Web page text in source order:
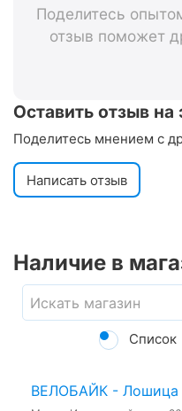
Поделитесь
отзыв поможет
Оставить отзыв на
Поделитесь мнением с
Написать отзыв
Наличие в
Список
ВЕЛОБАЙК - Лошица